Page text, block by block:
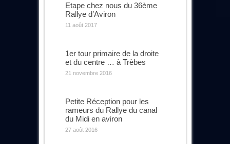
Etape chez nous du 36ème
Rallye d’Aviron
11 août 2017
1er tour primaire de la droite
et du centre … à Trèbes
21 novembre 2016
Petite Réception pour les
rameurs du Rallye du canal
du Midi en aviron
27 août 2016